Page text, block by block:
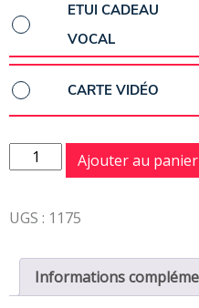
ETUI CADEAU
VOCAL
CARTE VIDÉO
quantité de Palmeraie
Ajouter au panier
UGS : 1175
Informations